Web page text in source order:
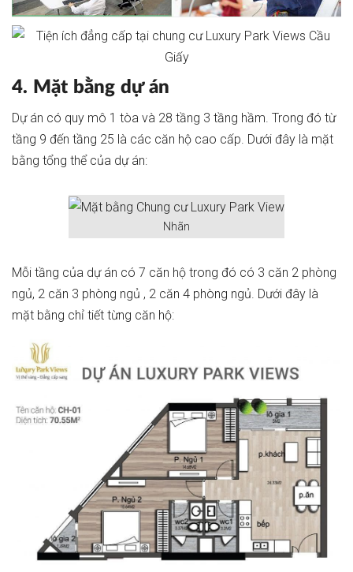
4. Mặt bằng dự án
Dự án có quy mô 1 tòa và 28 tầng 3 tầng hầm. Trong đó từ
tầng 9 đến tầng 25 là các căn hộ cao cấp. Dưới đây là mặt
bằng tổng thể của dự án:
Nhãn
Mỗi tầng của dự án có 7 căn hộ trong đó có 3 căn 2 phòng
ngủ, 2 căn 3 phòng ngủ , 2 căn 4 phòng ngủ. Dưới đây là
mặt bằng chỉ tiết từng căn hộ: